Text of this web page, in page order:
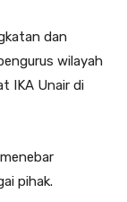
dan
wilayah
IKA Unair di
pihak.